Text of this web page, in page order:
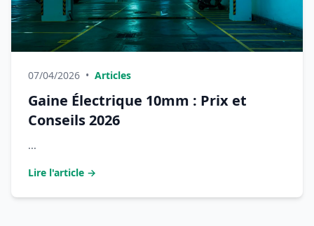
07/04/2026 • Articles
Gaine Électrique 10mm : Prix et
Conseils 2026
...
Lire l'article →